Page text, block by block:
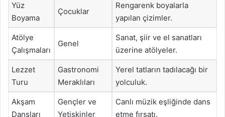
Yüz
Boyama
Çocuklar
Rengarenk boyalarla
yapılan çizimler.
Atölye
Çalışmaları
Genel
Sanat, şiir ve el sanatları
üzerine atölyeler.
Lezzet
Turu
Gastronomi
Meraklıları
Yerel tatların tadılacağı bir
yolculuk.
Akşam
Dansları
Gençler ve
Yetişkinler
Canlı müzik eşliğinde dans
etme fırsatı.